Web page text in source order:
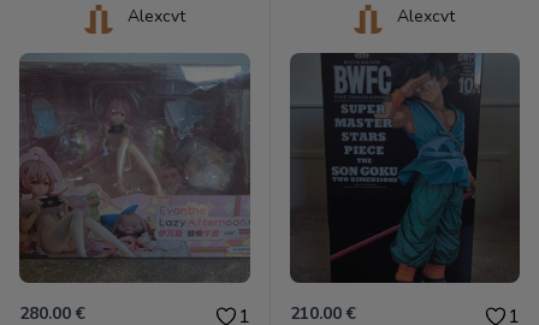
Alexcvt
280.00 € 1
Alexcvt
210.00 € 1